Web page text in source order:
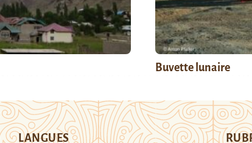
Buvette lunaire
LANGUES